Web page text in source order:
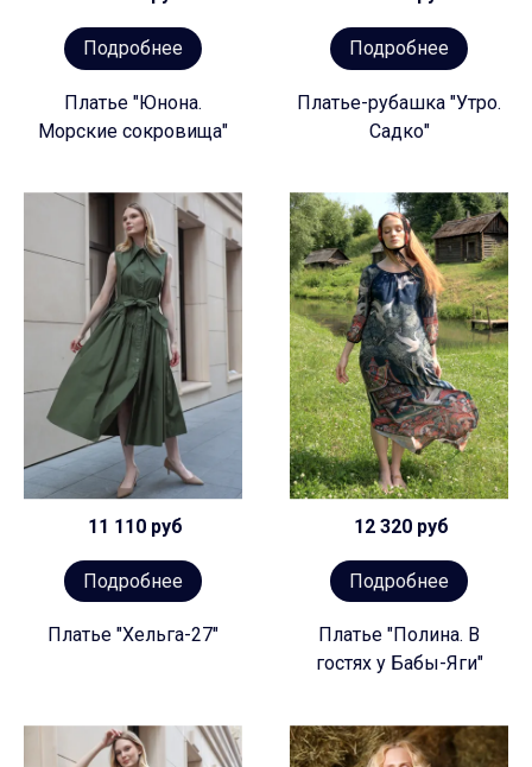
Подробнее
Платье "Юнона.
Морские сокровища"
Подробнее
Платье-рубашка "Утро.
Садко"
11 110 руб
Подробнее
Платье "Хельга-27"
12 320 руб
Подробнее
Платье "Полина. В
гостях у Бабы-Яги"